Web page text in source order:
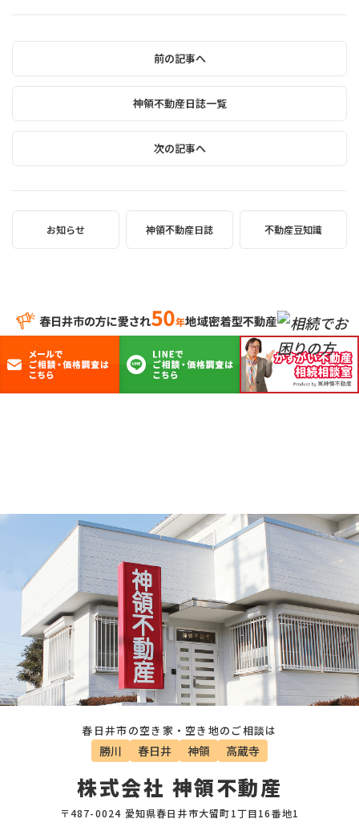
前の記事へ
神領不動産日誌一覧
次の記事へ
お知らせ 神領不動産日誌 不動産豆知識
春日井市の空き家・空き地のご相談は
勝川 春日井 神領 高蔵寺
株式会社 神領不動産
〒487-0024 愛知県春日井市大留町1丁目16番地1